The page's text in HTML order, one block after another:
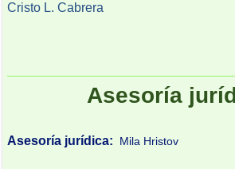
Cristo L. Cabrera
Asesoría
Asesoría jurídica: Mila Hristov